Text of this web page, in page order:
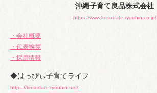
沖縄子育て良品株式会社
https://www.kosodate-ryouhin.co.jp/
・会社概要
・代表挨拶
・採用情報
◆はっぴぃ子育てライフ
https://kosodate-ryouhin.net/